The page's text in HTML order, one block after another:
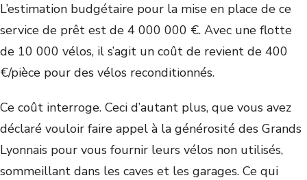
L’estimation budgétaire pour la mise en place de ce
service de prêt est de 4 000 000 €. Avec une flotte
de 10 000 vélos, il s’agit un coût de revient de 400
€/pièce pour des vélos reconditionnés.
Ce coût interroge. Ceci d’autant plus, que vous avez
déclaré vouloir faire appel à la générosité des Grands
Lyonnais pour vous fournir leurs vélos non utilisés,
sommeillant dans les caves et les garages. Ce qui